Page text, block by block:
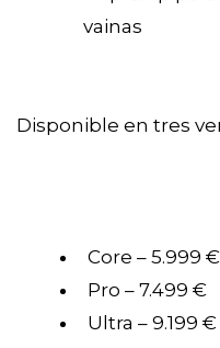
vainas
Disponible en tres
Core – 5.999 €
Pro – 7.499 €
Ultra – 9.199 €